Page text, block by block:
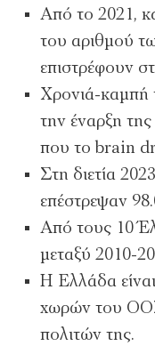
Από το 2021,
του αριθμού
επιστρέφουν
Χρονιά-καμπή
την έναρξη
που το brain
Στη διετία
επέστρεψαν
Από τους 10
μεταξύ 2010-
H Ελλάδα
χωρών του
πολιτών της.